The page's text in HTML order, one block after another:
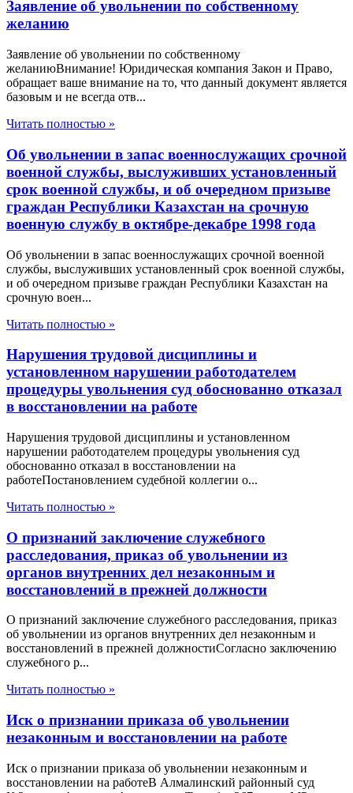
Заявление об увольнении по собственному
желанию
Заявление об увольнении по собственному
желаниюВнимание! Юридическая компания Закон и Право,
обращает ваше внимание на то, что данный документ является
базовым и не всегда отв...
Читать полностью »
Об увольнении в запас военнослужащих срочной
военной службы, выслуживших установленный
срок военной службы, и об очередном призыве
граждан Республики Казахстан на срочную
военную службу в октябре-декабре 1998 года
Об увольнении в запас военнослужащих срочной военной
службы, выслуживших установленный срок военной службы,
и об очередном призыве граждан Республики Казахстан на
срочную воен...
Читать полностью »
Нарушения трудовой дисциплины и
установленном нарушении работодателем
процедуры увольнения суд обоснованно отказал
в восстановлении на работе
Нарушения трудовой дисциплины и установленном
нарушении работодателем процедуры увольнения суд
обоснованно отказал в восстановлении на
работеПостановлением судебной коллегии о...
Читать полностью »
О признаний заключение служебного
расследования, приказ об увольнении из
органов внутренних дел незаконным и
восстановлений в прежней должности
О признаний заключение служебного расследования, приказ
об увольнении из органов внутренних дел незаконным и
восстановлений в прежней должностиСогласно заключению
служебного р...
Читать полностью »
Иск о признании приказа об увольнении
незаконным и восстановлении на работе
Иск о признании приказа об увольнении незаконным и
восстановлении на работеВ Алмалинский районный суд